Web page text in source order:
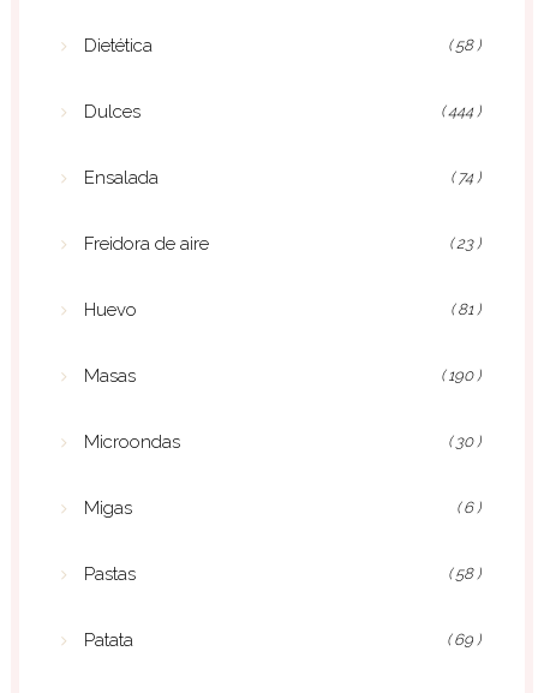
Dietética ( 58 )
Dulces ( 444 )
Ensalada ( 74 )
Freidora de aire ( 23 )
Huevo ( 81 )
Masas ( 190 )
Microondas ( 30 )
Migas ( 6 )
Pastas ( 58 )
Patata ( 69 )